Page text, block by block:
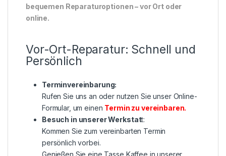
bequemen Reparaturoptionen – vor Ort oder
online.
Vor-Ort-Reparatur: Schnell und
Persönlich
Terminvereinbarung:
Rufen Sie uns an oder nutzen Sie unser Online-
Formular, um einen Termin zu vereinbaren.
Besuch in unserer Werkstatt:
Kommen Sie zum vereinbarten Termin
persönlich vorbei.
Genießen Sie eine Tasse Kaffee in unserer